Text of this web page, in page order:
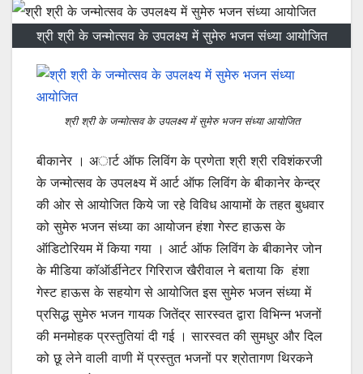
श्री श्री के जन्मोत्सव के उपलक्ष्य में सुमेरु भजन संध्या आयोजित
श्री श्री के जन्मोत्सव के उपलक्ष्य में सुमेरु भजन संध्या आयोजित
बीकानेर । अार्ट ऑफ लिविंग के प्रणेता श्री श्री रविशंकरजी
के जन्मोत्सव के उपलक्ष्य में आर्ट ऑफ लिविंग के बीकानेर केन्द्र
की ओर से आयोजित किये जा रहे विविध आयामों के तहत बुधवार
को सुमेरु भजन संध्या का आयोजन हंशा गेस्ट हाऊस के
ऑडिटोरियम में किया गया । आर्ट ऑफ लिविंग के बीकानेर जोन
के मीडिया कॉऑर्डीनेटर गिरिराज खैरीवाल ने बताया कि हंशा
गेस्ट हाऊस के सहयोग से आयोजित इस सुमेरु भजन संध्या में
प्रसिद्ध सुमेरु भजन गायक जितेंद्र सारस्वत द्वारा विभिन्न भजनों
की मनमोहक प्रस्तुतियां दी गई । सारस्वत की सुमधुर और दिल
को छू लेने वाली वाणी में प्रस्तुत भजनों पर श्रोतागण थिरकने